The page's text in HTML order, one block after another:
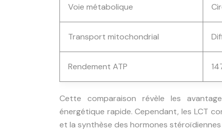
Voie métabolique
Transport mitochondrial
Rendement ATP
Cette comparaison révèle les
énergétique rapide. Cependant, les LCT
et la synthèse des hormones